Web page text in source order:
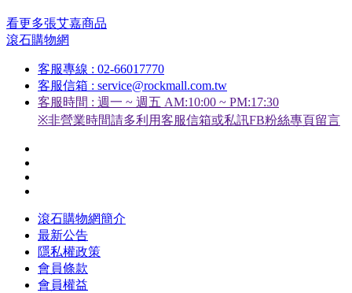
看更多張艾嘉商品
滾石購物網
客服專線 : 02-66017770
客服信箱 : service@rockmall.com.tw
客服時間 : 週一 ~ 週五 AM:10:00 ~ PM:17:30
※非營業時間請多利用客服信箱或私訊FB粉絲專頁留言
滾石購物網簡介
最新公告
隱私權政策
會員條款
會員權益